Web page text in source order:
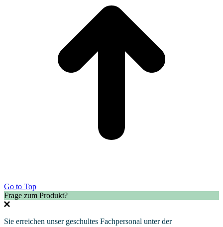
Go to Top
Frage zum Produkt?
Sie erreichen unser geschultes Fachpersonal unter der